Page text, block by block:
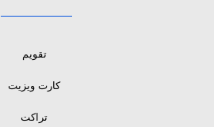
تقویم
کارت ویزیت
تراکت